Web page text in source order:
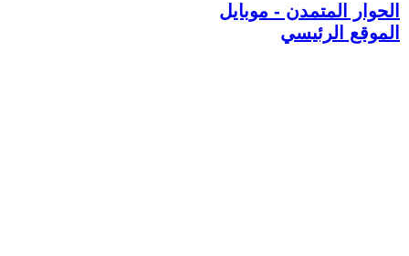
الحوار المتمدن - موبايل
الموقع الرئيسي